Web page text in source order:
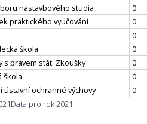
nástavbového studia
0
praktického vyučování
0
0
škola
0
s právem stát. Zkoušky
0
škola
0
ústavní ochranné výchovy
0
Data pro rok 2021